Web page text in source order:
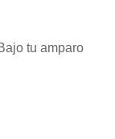
tu amparo